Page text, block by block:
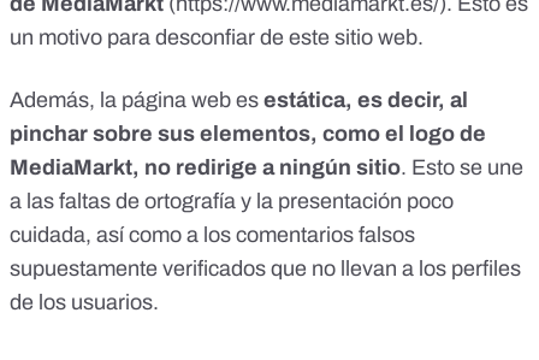
un motivo para desconfiar de este sitio web.
Además, la página web es estática, es decir, al
pinchar sobre sus elementos, como el logo de
MediaMarkt, no redirige a ningún sitio. Esto se une
a las faltas de ortografía y la presentación poco
cuidada, así como a los comentarios falsos
supuestamente verificados que no llevan a los perfiles
de los usuarios.